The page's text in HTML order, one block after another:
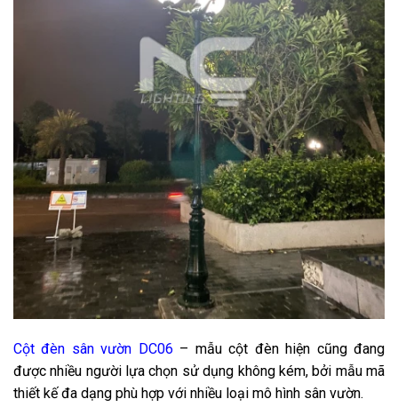
Cột đèn sân vườn DC06 – mẫu cột đèn hiện cũng đang
được nhiều người lựa chọn sử dụng không kém, bởi mẫu mã
thiết kế đa dạng phù hợp với nhiều loại mô hình sân vườn.